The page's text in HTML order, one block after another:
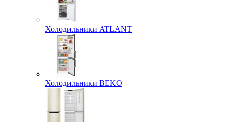
Холодильники ATLANT
Холодильники BEKO